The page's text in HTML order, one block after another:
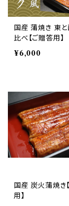
国産 蒲焼き 東
比べ【ご贈答用】
¥6,000
国産 炭火蒲焼き
用】